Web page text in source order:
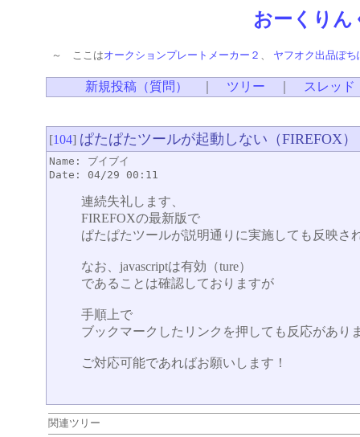
おーくりん
～ ここはオークションプレートメーカー２ ヤフオク出品ぽち
新規投稿（質問） ツリー スレッド
[104] ぱたぱたツールが起動しない（FIREFOX）
Name: ブイブイ
Date: 04/29 00:11
連続失礼します、
FIREFOXの最新版で
ぱたぱたツールが説明通りに実施しても反映さ
なお、javascriptは有効（ture）
であることは確認しておりますが
手順上で
ブックマークしたリンクを押しても反応があり
ご対応可能であればお願いします！
関連ツリー